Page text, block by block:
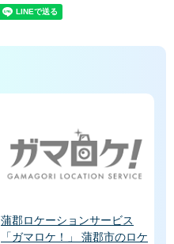
蒲郡ロケーションサービス
「ガマロケ！」 蒲郡市のロケ